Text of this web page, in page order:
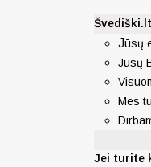
Jūsų
Jūsų
Mes
Jei turite